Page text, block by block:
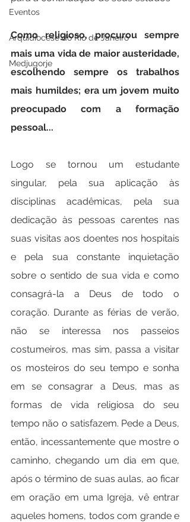
Eventos
Arquidiocese do Rio de Janeiro
Medjugorje
Como religioso, procurou sempre
mais uma vida de maior austeridade,
escolhendo sempre os trabalhos
mais humildes; era um jovem muito
preocupado com a formação
pessoal...
Logo se tornou um estudante
singular, pela sua aplicação às
disciplinas acadêmicas, pela sua
dedicação às pessoas carentes nas
suas visitas aos doentes nos hospitais
e pela sua constante inquietação
sobre o sentido de sua vida e como
consagrá-la a Deus de todo o
coração. Durante as férias de verão,
não se interessa nos passeios
costumeiros, mas sim, passa a visitar
os mosteiros do seu tempo e sonha
em se consagrar a Deus, mas as
formas de vida religiosa do seu
tempo não o satisfazem. Pede a Deus,
então, incessantemente que mostre o
caminho, chegando um dia em que,
após o término de suas aulas, ao ficar
em oração em uma Igreja, vê entrar
aqueles homens, todos com grande e